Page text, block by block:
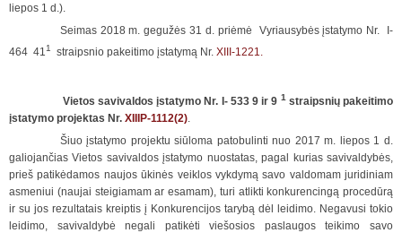
liepos 1 d.).
Seimas 2018 m. gegužės 31 d. priėmė Vyriausybės įstatymo Nr. I-
464 41 1 straipsnio pakeitimo įstatymą Nr. XIII-1221.
Vietos savivaldos įstatymo Nr. I- 533 9 ir 9 1straipsnių pakeitimo
įstatymo projektas Nr. XIIIP-1112(2)
Šiuo įstatymo projektu siūloma patobulinti nuo 2017 m. liepos 1 d.
galiojančias Vietos savivaldos įstatymo nuostatas, pagal kurias savivaldybės,
prieš patikėdamos naujos ūkinės veiklos vykdymą savo valdomam juridiniam
asmeniui (naujai steigiamam ar esamam), turi atlikti konkurencingą procedūrą
ir su jos rezultatais kreiptis į Konkurencijos tarybą dėl leidimo. Negavusi tokio
leidimo, savivaldybė negali patikėti viešosios paslaugos teikimo savo